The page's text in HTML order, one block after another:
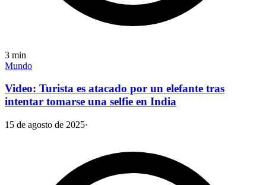
3 min
Mundo
Video: Turista es atacado por un elefante tras
intentar tomarse una selfie en India
15 de agosto de 2025·